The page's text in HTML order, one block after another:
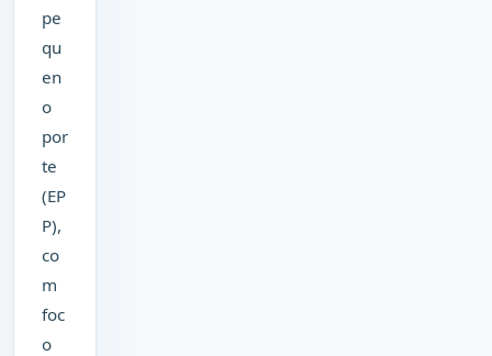
pe
qu
en
o
por
te
(EP
P),
co
m
foc
o